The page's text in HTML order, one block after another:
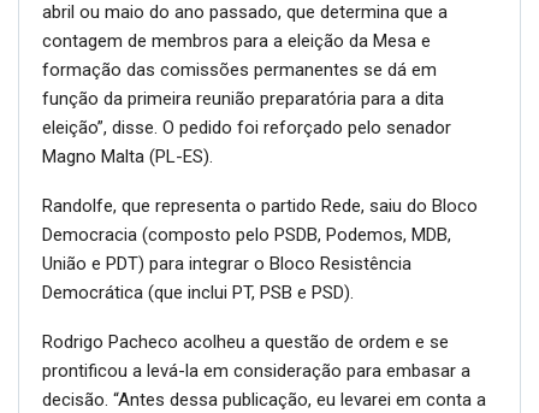
abril ou maio do ano passado, que determina que a
contagem de membros para a eleição da Mesa e
formação das comissões permanentes se dá em
função da primeira reunião preparatória para a dita
eleição”, disse. O pedido foi reforçado pelo senador
Magno Malta (PL-ES).
Randolfe, que representa o partido Rede, saiu do Bloco
Democracia (composto pelo PSDB, Podemos, MDB,
União e PDT) para integrar o Bloco Resistência
Democrática (que inclui PT, PSB e PSD).
Rodrigo Pacheco acolheu a questão de ordem e se
prontificou a levá-la em consideração para embasar a
decisão. “Antes dessa publicação, eu levarei em conta a